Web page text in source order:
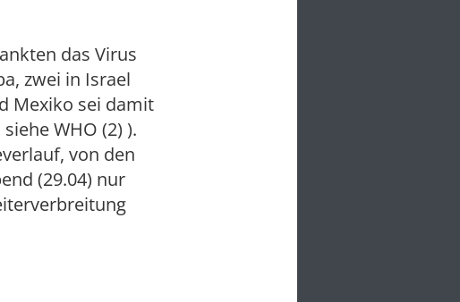
das Virus
zwei in Israel
Mexiko sei damit
WHO (2) ).
von den
(29.04) nur